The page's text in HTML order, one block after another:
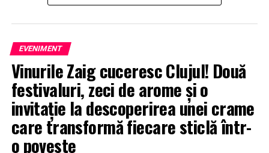
EVENIMENT
Vinurile Zaig cuceresc Clujul! Două
festivaluri, zeci de arome și o
invitație la descoperirea unei crame
care transformă fiecare sticlă într-
o poveste